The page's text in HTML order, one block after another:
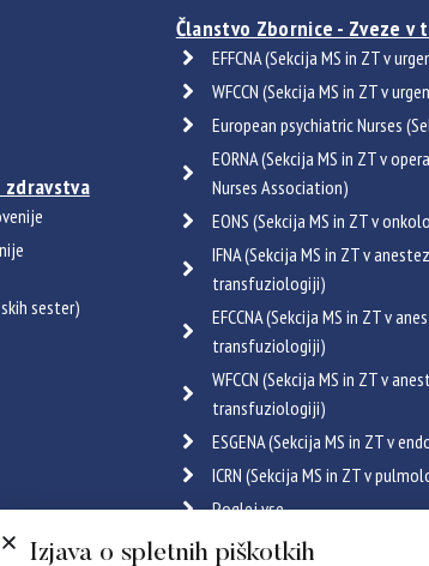
sester)
Članstvo Zbornice - Zveze v
EFFCNA (Sekcija MS in ZT v
WFCCN (Sekcija MS in ZT v
European psychiatric Nurses
EORNA (Sekcija MS in ZT v
Nurses Association)
EONS (Sekcija MS in ZT v
IFNA (Sekcija MS in ZT v
transfuziologiji)
EFCCNA (Sekcija MS in ZT v
transfuziologiji)
WFCCN (Sekcija MS in ZT v
transfuziologiji)
ESGENA (Sekcija MS in ZT v
ICRN (Sekcija MS in ZT v
Poglej vse
Certifikati
Izjava o spletnih piškotkih